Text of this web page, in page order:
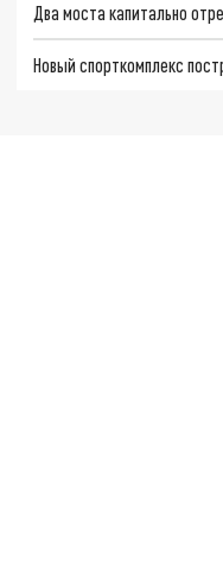
Два моста капитально
Новый спорткомплекс